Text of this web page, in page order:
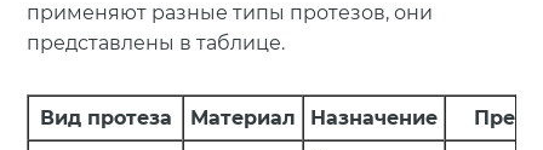
применяют разные типы протезов, они
представлены в таблице.
Вид протеза Материал Назначение